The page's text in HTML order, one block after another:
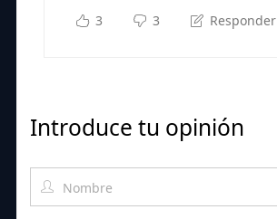
3
3 Responder
Introduce tu opinión